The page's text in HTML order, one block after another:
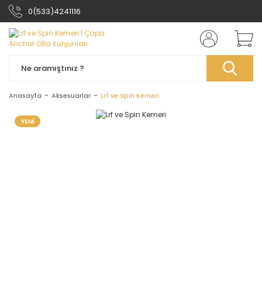
0(533)4241116
Anasayfa Aksesuarlar Lrf ve Spin Kemeri
YENİ